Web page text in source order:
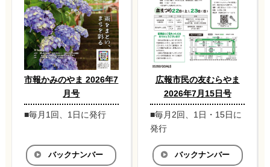
市報かみのやま 2026年7
月号
■毎月1回、1日に発行
バックナンバー
広報市民の友むらやま
2026年7月15日号
■毎月2回、1日・15日に
発行
バックナンバー